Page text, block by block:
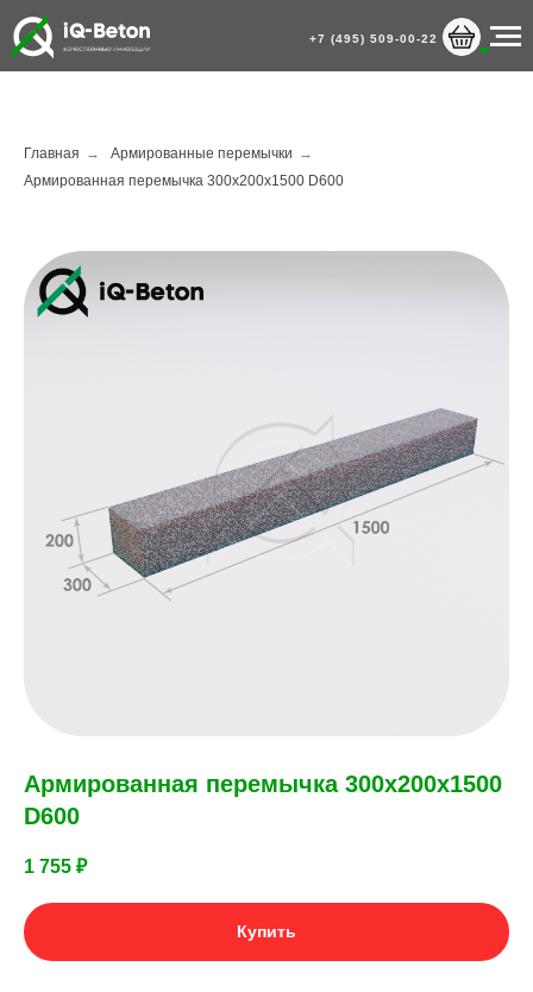
+7 (495) 509-00-22
Главная → Армированные перемычки →
Армированная перемычка 300х200х1500 D600
Армированная перемычка 300х200х1500
D600
1 755 ₽
Купить